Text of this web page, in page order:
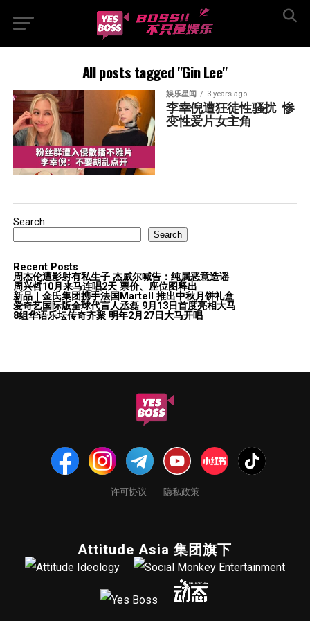
All posts tagged "Gin Lee"
娱乐星闻 3 years ago
李幸倪遭狂徒性骚扰  惨
变性爱片女主角
Search
Search
Recent Posts
周杰伦遭影射有私生子 杰威尔喊告：纯属恶意造谣
周兴哲10月来马连唱2天 票价、座位图释出
新品｜金氏集团携手法国Martell 推出中秋月饼礼盒
爱奇艺国际版全球代言人丞磊 9月13日首度亮相大马
8组华语乐坛传奇⻬聚 明年2月27日大马开唱
许可协议 隐私政策
Attitude Asia 集团旗下